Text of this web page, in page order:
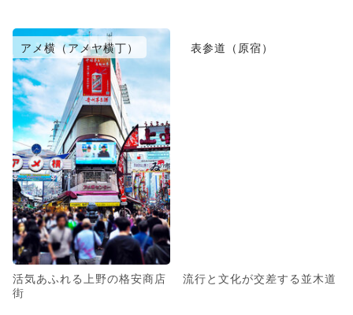
アメ横（アメヤ横丁）
活気あふれる上野の格安商店
街
表参道（原宿）
流行と文化が交差する並木道